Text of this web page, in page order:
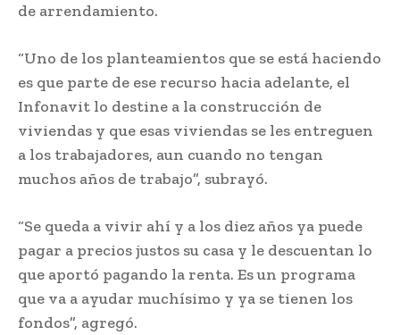
de arrendamiento.
“Uno de los planteamientos que se está haciendo
es que parte de ese recurso hacia adelante, el
Infonavit lo destine a la construcción de
viviendas y que esas viviendas se les entreguen
a los trabajadores, aun cuando no tengan
muchos años de trabajo”, subrayó.
“Se queda a vivir ahí y a los diez años ya puede
pagar a precios justos su casa y le descuentan lo
que aportó pagando la renta. Es un programa
que va a ayudar muchísimo y ya se tienen los
fondos”, agregó.